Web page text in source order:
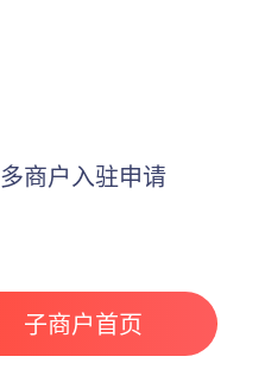
多商户入驻申请
子商户首页